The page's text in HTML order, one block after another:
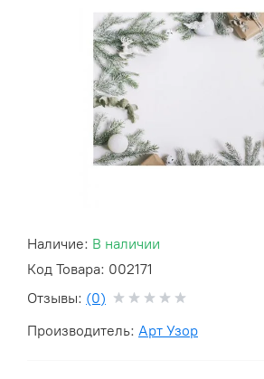
Наличие: В наличии
Код Товара: 002171
Отзывы: (0)
Производитель: Арт Узор